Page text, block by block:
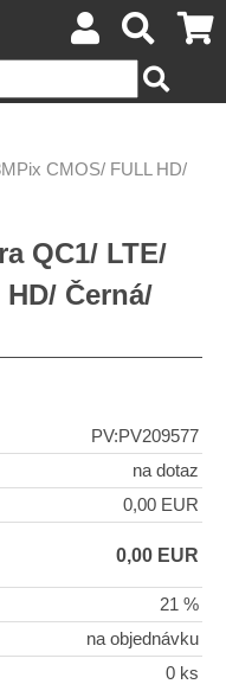
CMOS/ FULL HD/
QC1/ LTE/
Černá/
PV:PV209577
na dotaz
0,00 EUR
0,00 EUR
21 %
na objednávku
0 ks